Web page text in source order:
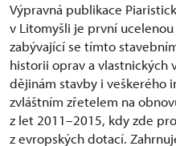
Výpravná publikace
v Litomyšli je první
zabývající se tímto
historii oprav a vlastnických
dějinám stavby i veškerého
zvláštním zřetelem na
z let 2011–2015, kdy zde
z evropských dotací.